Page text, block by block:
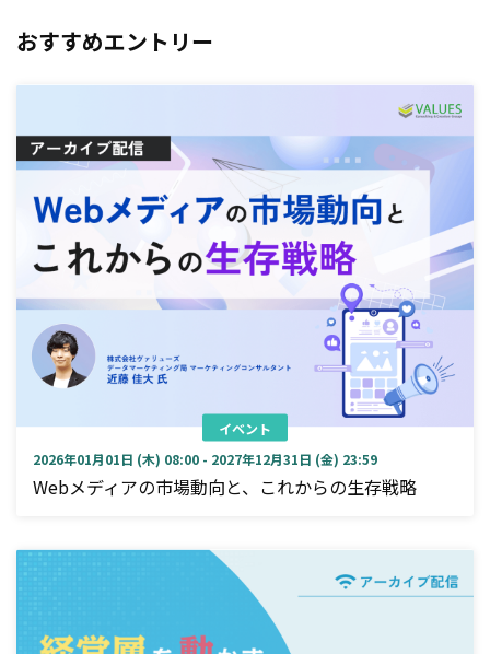
おすすめエントリー
イベント
2026年01月01日 (木) 08:00 - 2027年12月31日 (金) 23:59
Webメディアの市場動向と、これからの生存戦略